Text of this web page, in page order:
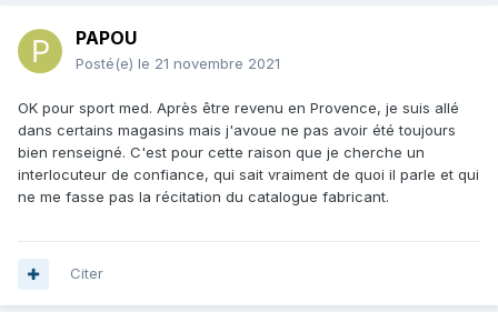
PAPOU
Posté(e) le 21 novembre 2021
OK pour sport med. Après être revenu en Provence, je suis allé
dans certains magasins mais j'avoue ne pas avoir été toujours
bien renseigné. C'est pour cette raison que je cherche un
interlocuteur de confiance, qui sait vraiment de quoi il parle et qui
ne me fasse pas la récitation du catalogue fabricant.
Citer